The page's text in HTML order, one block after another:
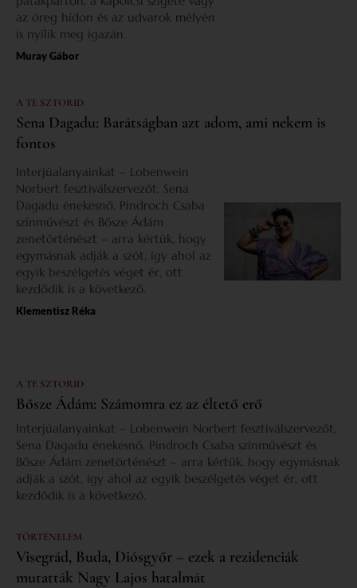
az öreg hídon és az udvarok mélyén
is nyílik meg igazán.
Muray Gábor
A TE SZTORID
Sena Dagadu: Barátságban azt adom, ami nekem is
fontos
Interjúalanyainkat – Lobenwein
Norbert fesztiválszervezőt, Sena
Dagadu énekesnő, Pindroch Csaba
színművészt és Bősze Ádám
zenetörténészt – arra kértük, hogy
egymásnak adják a szót, így ahol az
egyik beszélgetés véget ér, ott
kezdődik is a következő.
Klementisz Réka
A TE SZTORID
Bősze Ádám: Számomra ez az éltető erő
Interjúalanyainkat – Lobenwein Norbert fesztiválszervezőt,
Sena Dagadu énekesnő, Pindroch Csaba színművészt és
Bősze Ádám zenetörténészt – arra kértük, hogy egymásnak
adják a szót, így ahol az egyik beszélgetés véget ér, ott
kezdődik is a következő.
TÖRTÉNELEM
Visegrád, Buda, Diósgyőr – ezek a rezidenciák
mutatták Nagy Lajos hatalmát